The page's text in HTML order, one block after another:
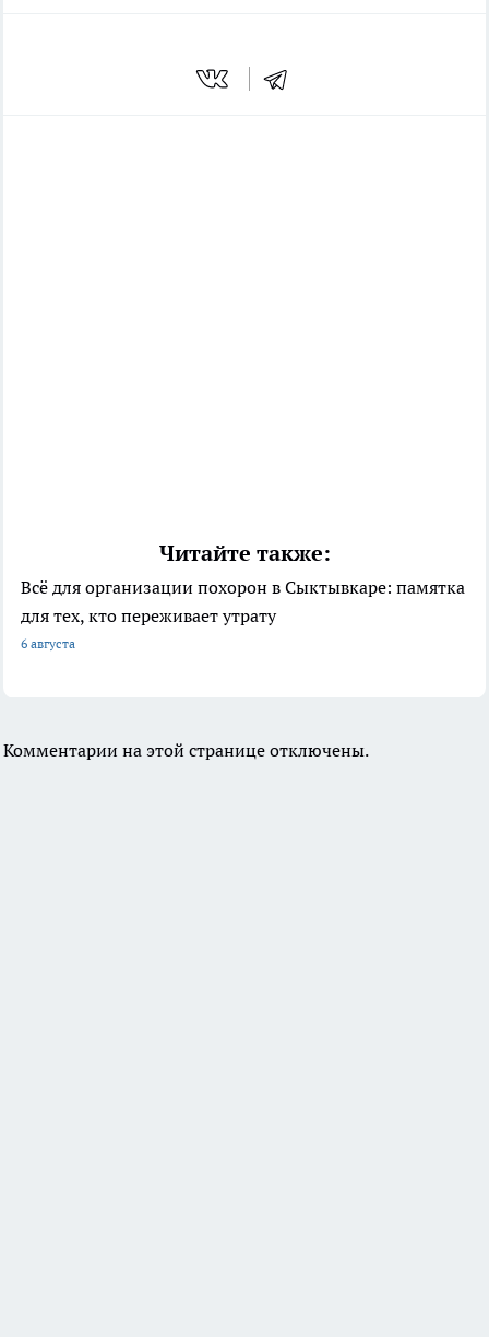
Читайте также:
Всё для организации похорон в Сыктывкаре: памятка
для тех, кто переживает утрату
6 августа
Комментарии на этой странице отключены.